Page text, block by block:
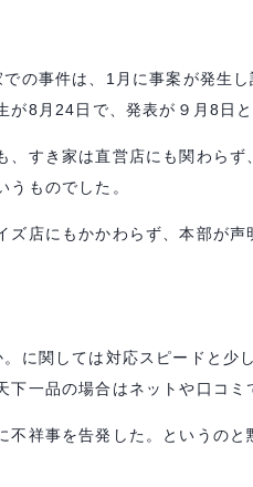
の事件は、 1 月に事案が発生
が8 月 24日で、発表が９月8 日
、すき家は直営店にも関わらず
うものでした。
ズ店にもかかわらず、本部が
に関しては対応スピードと少
下一品の場合はネットや口コ
不祥事を告発した。というの